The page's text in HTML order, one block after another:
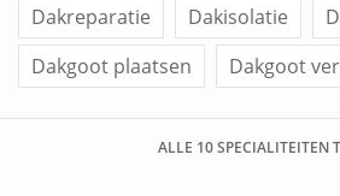
Dakreparatie
Dakisolatie
Dakgoot plaatsen
Dakgoot
Dakraam plaatsen
Overige
ALLE 10 SPECIALITEITEN